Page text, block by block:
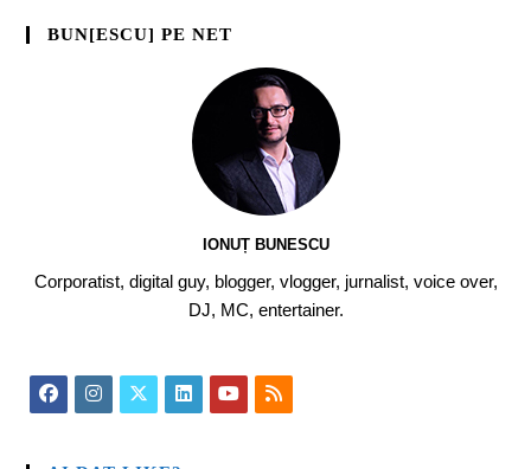
BUN[ESCU] PE NET
IONUȚ BUNESCU
Corporatist, digital guy, blogger, vlogger, jurnalist, voice over,
DJ, MC, entertainer.